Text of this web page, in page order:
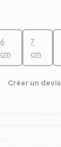
6
cm
7
cm
Créer un devis